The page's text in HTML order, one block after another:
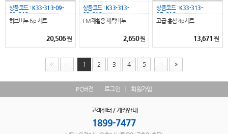
상품코드 :K33-313-09-
02_218
허브비누 6p 세트
20,506원
상품코드 :K33-313-
08_218
EM재활용 세탁비누
2,650원
상품코드 :K33-313-
07_218
고급 홍삼 4p세트
13,671 원
1 2 3 4 5
PC버전 로그인 회원가입
고객센터 / 계좌안내
1899-7477